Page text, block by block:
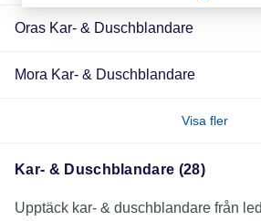
Oras Kar- & Duschblandare
Mora Kar- & Duschblandare
Visa fler
Kar- & Duschblandare (28)
Upptäck kar- & duschblandare från